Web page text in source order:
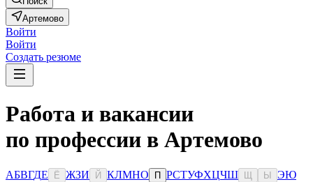
Артемово
Войти
Войти
Создать резюме
Работа и вакансии
по профессии в Артемово
АБВГДЕ Ё ЖЗИ Й КЛМНО П РСТУФХЦЧШ Ы ЭЮ